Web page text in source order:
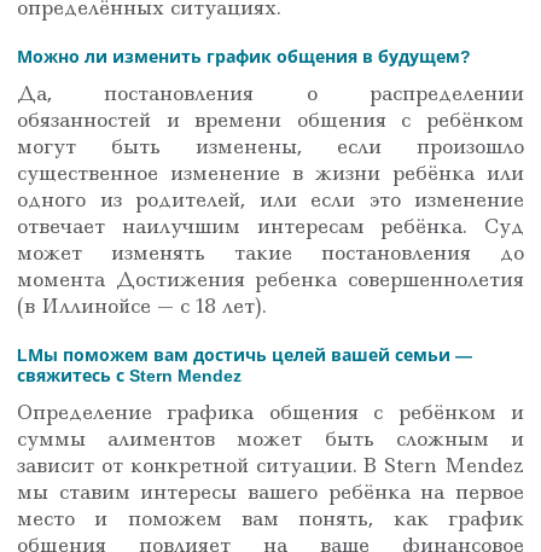
определённых ситуациях.
Можно ли изменить график общения в будущем?
Да, постановления о распределении
обязанностей и времени общения с ребёнком
могут быть изменены, если произошло
существенное изменение в жизни ребёнка или
одного из родителей, или если это изменение
отвечает наилучшим интересам ребёнка. Суд
может изменять такие постановления до
момента Достижения ребенка совершеннолетия
(в Иллинойсе — с 18 лет).
LМы поможем вам достичь целей вашей семьи —
свяжитесь с Stern Mendez
Определение графика общения с ребёнком и
суммы алиментов может быть сложным и
зависит от конкретной ситуации. В Stern Mendez
мы ставим интересы вашего ребёнка на первое
место и поможем вам понять, как график
общения повлияет на ваше финансовое